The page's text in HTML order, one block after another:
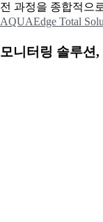
전 과정을 종합적으
AQUAEdge Total
모니터링 솔루션